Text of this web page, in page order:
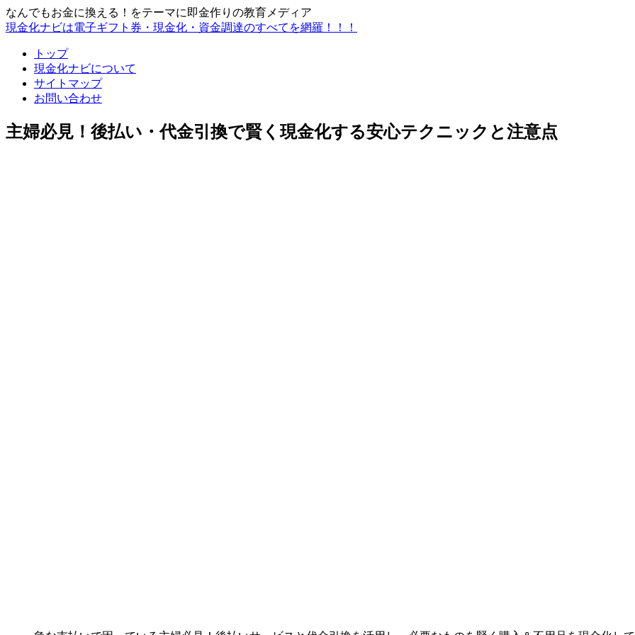
なんでもお金に換える！をテーマに即金作りの教育メディア
現金化ナビは電子ギフト券・現金化・資金調達のすべてを網羅！！！
トップ
現金化ナビについて
サイトマップ
お問い合わせ
主婦必見！後払い・代金引換で賢く現金化する安心テクニックと注意点